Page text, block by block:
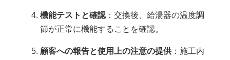
機能テストと確認 ：交換後、給湯器の温度調
節が正常に機能することを確認。
顧客への報告と使用上の注意の提供 ：施工内